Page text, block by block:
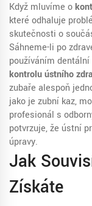
Když mluvíme o
které odhaluje
skutečnosti o
Sáhneme-li po
používáním
kontrolu ústního
zubaře alespoň
jako je zubní kaz,
profesionál s
potvrzuje, že ústní
úpravy.
Jak
Získáte